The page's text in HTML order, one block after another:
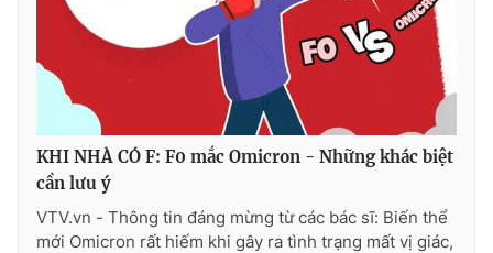
KHI NHÀ CÓ F: F0 mắc Omicron - Những khác biệt
cần lưu ý
VTV.vn - Thông tin đáng mừng từ các bác sĩ: Biến thể
mới Omicron rất hiếm khi gây ra tình trạng mất vị giác,